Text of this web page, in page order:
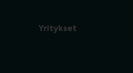
Yritykset